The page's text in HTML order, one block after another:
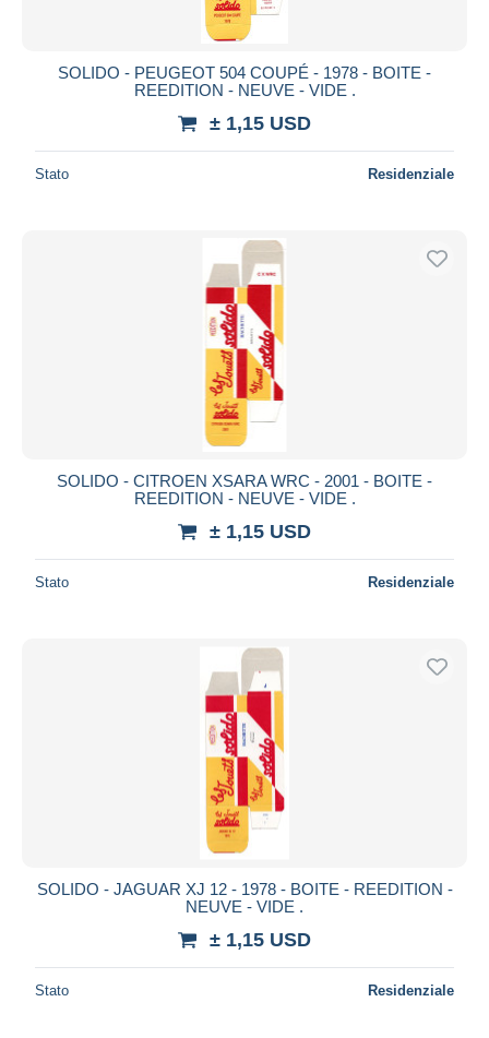
SOLIDO - PEUGEOT 504 COUPÉ - 1978 - BOITE -
REEDITION - NEUVE - VIDE .
± 1,15 USD
Stato Residenziale
SOLIDO - CITROEN XSARA WRC - 2001 - BOITE -
REEDITION - NEUVE - VIDE .
± 1,15 USD
Stato Residenziale
SOLIDO - JAGUAR XJ 12 - 1978 - BOITE - REEDITION -
NEUVE - VIDE .
± 1,15 USD
Stato Residenziale